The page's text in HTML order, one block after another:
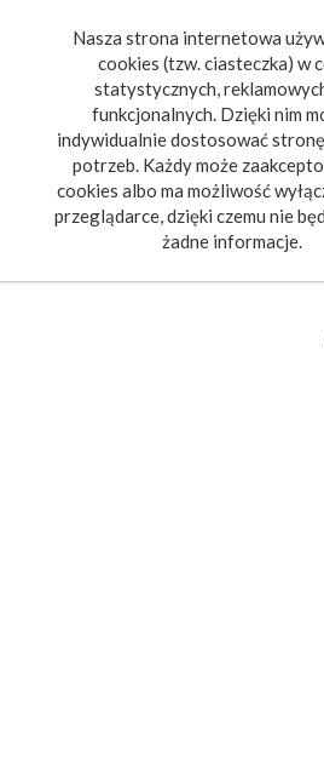
Nasza strona internetowa
cookies (tzw. ciasteczka) w
statystycznych,
funkcjonalnych. Dzięki nim
indywidualnie dostosować
potrzeb. Każdy może
cookies albo ma możliwość
przeglądarce, dzięki czemu nie
żadne informacje.